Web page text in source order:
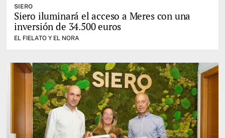
SIERO
Siero iluminará el acceso a Meres con una
inversión de 34.500 euros
EL FIELATO Y EL NORA